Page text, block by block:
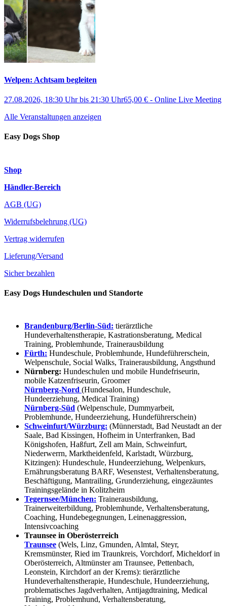
Welpen: Achtsam begleiten
27.08.2026, 18:30 Uhrbis 21:30 Uhr65,00 € - Online Live Meeting
Alle Veranstaltungen anzeigen
Easy Dogs Shop
Shop
Händler-Bereich
AGB (UG)
Widerrufsbelehrung (UG)
Vertrag widerrufen
Lieferung/Versand
Sicher bezahlen
Easy Dogs Hundeschulen und Standorte
Brandenburg/Berlin-Süd: tierärztliche
Hundeverhaltenstherapie, Kastrationsberatung, Medical
Training, Problemhunde, Trainerausbildung
Fürth: Hundeschule, Problemhunde, Hundeführerschein,
Welpenschule, Social Walks, Trainerausbildung, Angsthund
Nürnberg: Hundeschulen und mobile Hundefriseurin,
mobile Katzenfriseurin, Groomer
Nürnberg-Nord (Hundesalon, Hundeschule,
Hundeerziehung, Medical Training)
Nürnberg-Süd (Welpenschule, Dummyarbeit,
Problemhunde, Hundeerziehung, Hundeführerschein)
Schweinfurt/Würzburg: (Münnerstadt, Bad Neustadt an der
Saale, Bad Kissingen, Hofheim in Unterfranken, Bad
Königshofen, Haßfurt, Zell am Main, Schweinfurt,
Niederwerrn, Marktheidenfeld, Karlstadt, Würzburg,
Kitzingen): Hundeschule, Hundeerziehung, Welpenkurs,
Ernährungsberatung BARF, Wesenstest, Verhaltensberatung,
Beschäftigung, Mantrailing, Grunderziehung, eingezäuntes
Trainingsgelände in Kolitzheim
Tegernsee/München: Trainerausbildung,
Trainerweiterbildung, Problemhunde, Verhaltensberatung,
Coaching, Hundebegegnungen, Leinenaggression,
Intensivcoaching
Traunsee in Oberösterreich
Traunsee (Wels, Linz, Gmunden, Almtal, Steyr,
Kremsmünster, Ried im Traunkreis, Vorchdorf, Micheldorf in
Oberösterreich, Altmünster am Traunsee, Pettenbach,
Leonstein, Kirchdorf an der Krems): tierärztliche
Hundeverhaltenstherapie, Hundeschule, Hundeerziehung,
problematisches Jagdverhalten, Antijagdtraining, Medical
Training, Problemhund, Verhaltensberatung,